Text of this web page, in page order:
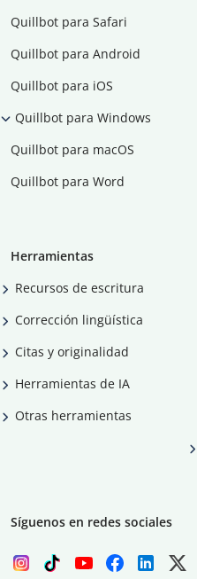
Quillbot para Safari
Quillbot para Android
Quillbot para iOS
Quillbot para Windows
Quillbot para macOS
Quillbot para Word
Herramientas
Recursos de escritura
Corrección lingüística
Citas y originalidad
Herramientas de IA
Otras herramientas
Síguenos en redes sociales